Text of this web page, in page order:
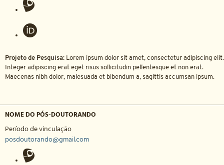
Projeto de Pesquisa: Lorem ipsum dolor sit amet, consectetur adipiscing elit.
Integer adipiscing erat eget risus sollicitudin pellentesque et non erat.
Maecenas nibh dolor, malesuada et bibendum a, sagittis accumsan ipsum.
NOME DO PÓS-DOUTORANDO
Período de vinculação
posdoutorando@gmail.com